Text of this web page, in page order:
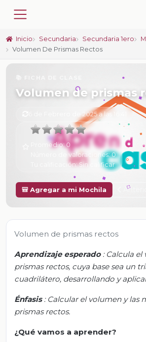
Inicio Secundaria Secundaria 1ero
Volumen De Prismas Rectos
Volumen de prismas
6 de Febrero de 2025 a las 16:41
Promedio:0
Número de valoraciones:0
Tu calificación:Sin calificar
🎒 Agregar a mi Mochila Anterior
Volumen de prismas rectos
Aprendizaje esperado : Calcula
prismas rectos, cuya base sea un
cuadrilátero, desarrollando y
Énfasis : Calcular el volumen y las
prismas rectos.
¿Qué vamos a aprender?